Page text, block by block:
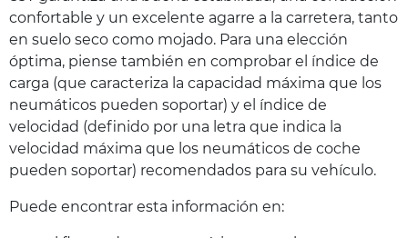
confortable y un excelente agarre a la carretera, tanto
en suelo seco como mojado. Para una elección
óptima, piense también en comprobar el índice de
carga (que caracteriza la capacidad máxima que los
neumáticos pueden soportar) y el índice de
velocidad (definido por una letra que indica la
velocidad máxima que los neumáticos de coche
pueden soportar) recomendados para su vehículo.
Puede encontrar esta información en: